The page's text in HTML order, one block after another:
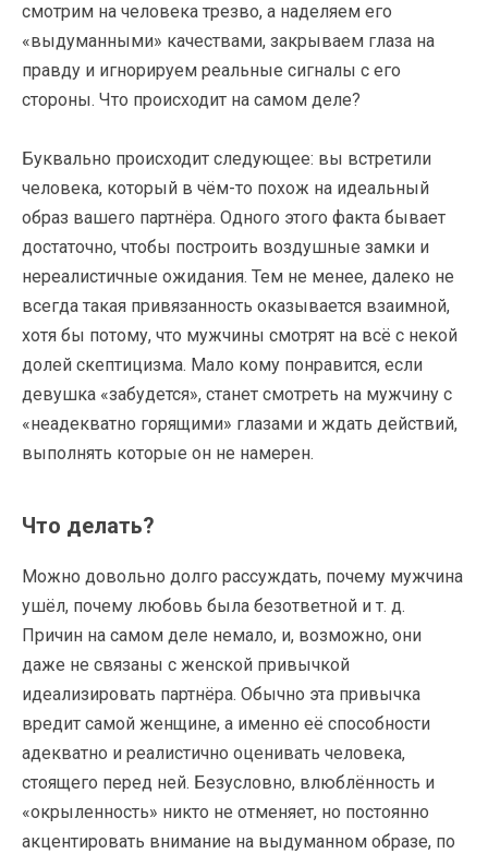
смотрим на человека трезво, а наделяем его
«выдуманными» качествами, закрываем глаза на
правду и игнорируем реальные сигналы с его
стороны. Что происходит на самом деле?
Буквально происходит следующее: вы встретили
человека, который в чём-то похож на идеальный
образ вашего партнёра. Одного этого факта бывает
достаточно, чтобы построить воздушные замки и
нереалистичные ожидания. Тем не менее, далеко не
всегда такая привязанность оказывается взаимной,
хотя бы потому, что мужчины смотрят на всё с некой
долей скептицизма. Мало кому понравится, если
девушка «забудется», станет смотреть на мужчину с
«неадекватно горящими» глазами и ждать действий,
выполнять которые он не намерен.
Что делать?
Можно довольно долго рассуждать, почему мужчина
ушёл, почему любовь была безответной и т. д.
Причин на самом деле немало, и, возможно, они
даже не связаны с женской привычкой
идеализировать партнёра. Обычно эта привычка
вредит самой женщине, а именно её способности
адекватно и реалистично оценивать человека,
стоящего перед ней. Безусловно, влюблённость и
«окрыленность» никто не отменяет, но постоянно
акцентировать внимание на выдуманном образе, по